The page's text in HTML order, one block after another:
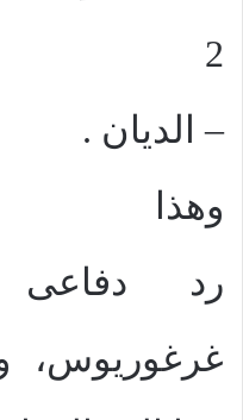
2
– الديان .
وهذا
رد دفاعى
غرغوريوس،